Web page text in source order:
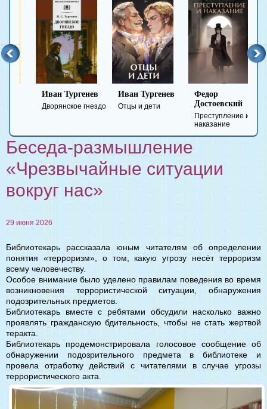
Иван Тургенев
Дворянское гнездо
Иван Тургенев
Отцы и дети
Федор
Достоевский
Преступление и
наказание
Беседа-размышление
«Чрезвычайные ситуации
вокруг нас»
29 июня 2026
Библиотекарь рассказала юным читателям об определении
понятия «терроризм», о том, какую угрозу несёт терроризм
всему человечеству.
Особое внимание было уделено правилам поведения во время
возникновения террористической ситуации, обнаружения
подозрительных предметов.
Библиотекарь вместе с ребятами обсудили насколько важно
проявлять гражданскую бдительность, чтобы не стать жертвой
теракта.
Библиотекарь продемонстрировала голосовое сообщение об
обнаружении подозрительного предмета в библиотеке и
провела отработку действий с читателями в случае угрозы
террористического акта.